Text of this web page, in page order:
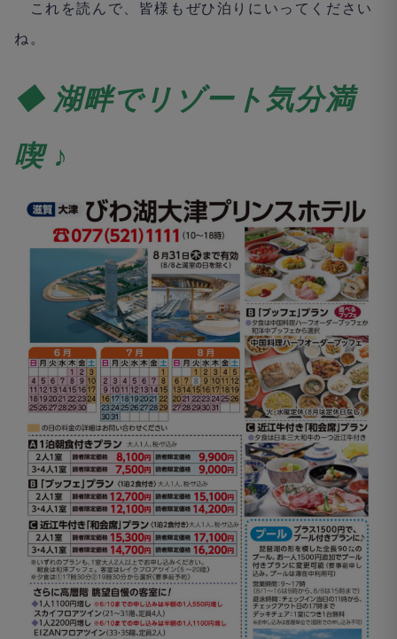
これを読んで、皆様もぜひ泊りにいってください
ね。
◆ 湖畔でリゾート気分満
喫 ♪